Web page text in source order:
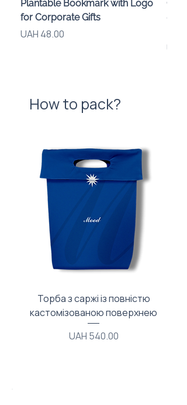
Plantable Bookmark with Logo
for Corporate Gifts
Price
UAH 48.00
Price
UAH
How to pack?
Торба з саржі із повністю
кастомізованою поверхнею
Price
UAH 540.00